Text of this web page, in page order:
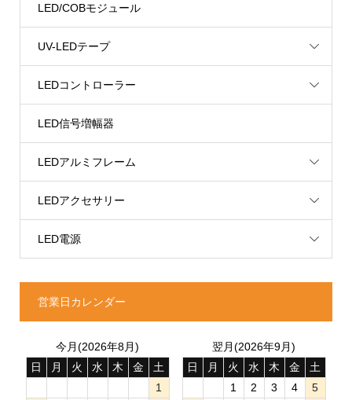
LED/COBモジュール
UV-LEDテープ
LEDコントローラー
LED信号増幅器
LEDアルミフレーム
LEDアクセサリー
LED電源
営業日カレンダー
今月(2026年8月)
日
月 火 水 木 金
土
1
翌月(2026年9月)
日
月 火 水 木 金
土
1
2 3 4
5